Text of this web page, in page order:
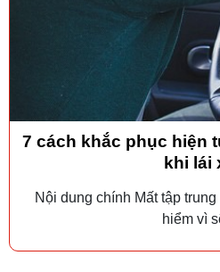
7 cách khắc phục hiện
khi lái
Nội dung chính Mất tập
hiểm vì